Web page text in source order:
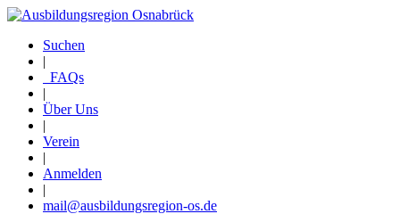
Direkt
Inhalt
Suchen
|
FAQs
|
Über Uns
|
Verein
|
Anmelden
|
mail@ausbildungsregion-os.de